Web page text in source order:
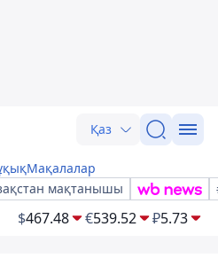
Қаз
Мақалалар
мақтанышы
$467.48 €539.52 ₽5.73